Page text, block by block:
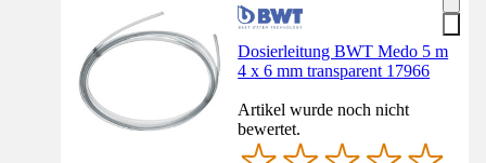
Dosierleitung BWT Medo 5 m
4 x 6 mm transparent 17966
Artikel wurde noch nicht
bewertet.